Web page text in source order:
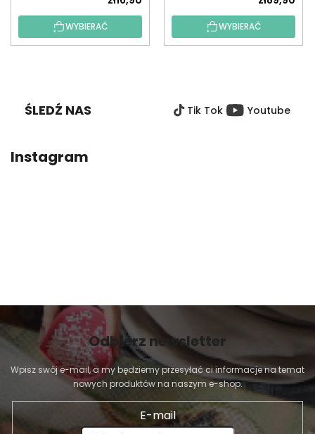
WYBIERAĆ WYBIERAĆ
ŚLEDŹ NAS Tik Tok Youtube
Instagram
Odbierz newsletter
Wpisz swój e-mail, a my będziemy przesyłać ci informacje na temat
nowych produktów na naszym e-shop.
E-mail